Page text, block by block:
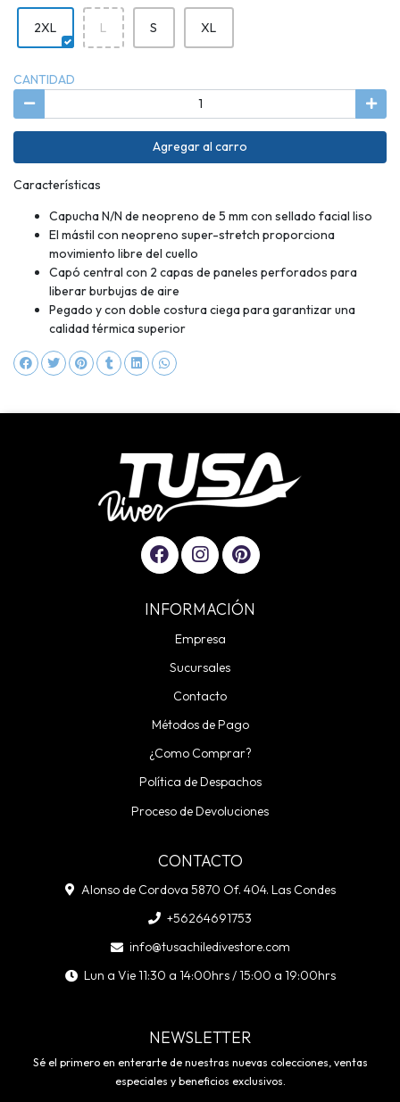
2XL L S XL
CANTIDAD
Agregar al carro
Características
Capucha N/N de neopreno de 5 mm con sellado facial liso
El mástil con neopreno super-stretch proporciona
movimiento libre del cuello
Capó central con 2 capas de paneles perforados para
liberar burbujas de aire
Pegado y con doble costura ciega para garantizar una
calidad térmica superior
INFORMACIÓN
Empresa
Sucursales
Contacto
Métodos de Pago
¿Como Comprar?
Política de Despachos
Proceso de Devoluciones
CONTACTO
Alonso de Cordova 5870 Of. 404. Las Condes
+56264691753
info@tusachiledivestore.com
Lun a Vie 11:30 a 14:00hrs / 15:00 a 19:00hrs
NEWSLETTER
Sé el primero en enterarte de nuestras nuevas colecciones, ventas
especiales y beneficios exclusivos.